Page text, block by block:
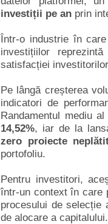
investiții pe an prin
Într-o industrie în
investițiilor
satisfacției
Pe lângă creșterea
indicatori de
Randamentul mediu
14,52%, iar de la
zero proiecte
portofoliu.
Pentru investitori,
într-un context în care
procesului de selecție
de alocare a capitalului.